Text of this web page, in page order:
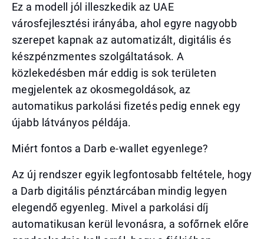
Ez a modell jól illeszkedik az UAE
városfejlesztési irányába, ahol egyre nagyobb
szerepet kapnak az automatizált, digitális és
készpénzmentes szolgáltatások. A
közlekedésben már eddig is sok területen
megjelentek az okosmegoldások, az
automatikus parkolási fizetés pedig ennek egy
újabb látványos példája.
Miért fontos a Darb e-wallet egyenlege?
Az új rendszer egyik legfontosabb feltétele, hogy
a Darb digitális pénztárcában mindig legyen
elegendő egyenleg. Mivel a parkolási díj
automatikusan kerül levonásra, a sofőrnek előre